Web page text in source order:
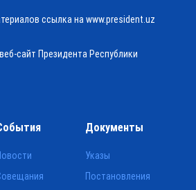
ссылка на www.president.uz
сайт Президента Республики
Документы
Указы
Постановления